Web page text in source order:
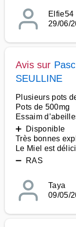
Elfie54
29/06/
Avis sur
SEULLINE
Plusieurs pots
Pots de 500mg
Essaim
➕ Disponible
Très bonnes
Le Miel est
➖ RAS
Taya
09/05/